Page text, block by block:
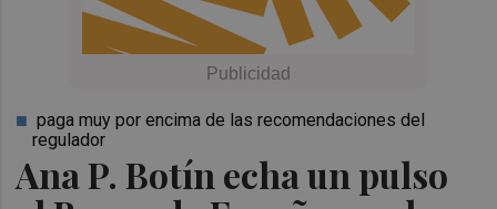
Ana P. Botín echa un pulso
paga muy por encima de las recomendaciones del
regulador